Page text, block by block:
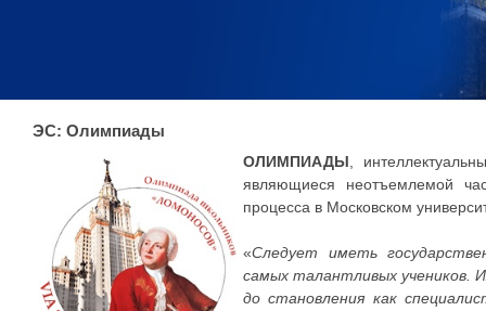
ЭС: Олимпиады
ОЛИМПИАДЫ ,
являющиеся неотъемлемой
процесса в Московском
«Следует иметь
самых талантливых учеников.
до становления как